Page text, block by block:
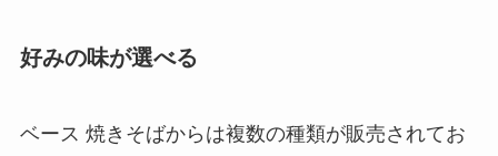
好みの味が選べる
ベース 焼きそばからは複数の種類が販売されてお